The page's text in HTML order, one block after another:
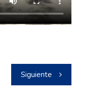
Siguiente